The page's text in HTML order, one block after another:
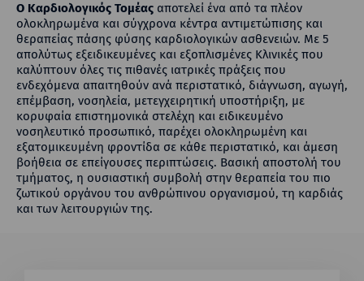
Ο Καρδιολογικός Τομέας αποτελεί ένα από τα πλέον
ολοκληρωμένα και σύγχρονα κέντρα αντιμετώπισης και
θεραπείας πάσης φύσης καρδιολογικών ασθενειών. Με 5
απολύτως εξειδικευμένες και εξοπλισμένες Κλινικές που
καλύπτουν όλες τις πιθανές ιατρικές πράξεις που
ενδεχόμενα απαιτηθούν ανά περιστατικό, διάγνωση, αγωγή,
επέμβαση, νοσηλεία, μετεγχειρητική υποστήριξη, με
κορυφαία επιστημονικά στελέχη και ειδικευμένο
νοσηλευτικό προσωπικό, παρέχει ολοκληρωμένη και
εξατομικευμένη φροντίδα σε κάθε περιστατικό, και άμεση
βοήθεια σε επείγουσες περιπτώσεις. Βασική αποστολή του
τμήματος, η ουσιαστική συμβολή στην θεραπεία του πιο
ζωτικού οργάνου του ανθρώπινου οργανισμού, τη καρδιάς
και των λειτουργιών της.